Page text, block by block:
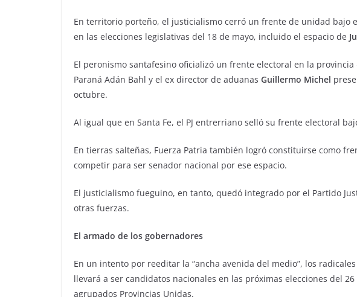
En territorio porteño, el justicialismo cerró un frente de unidad bajo
en las elecciones legislativas del 18 de mayo, incluido el espacio de
El peronismo santafesino oficializó un frente electoral en la
Paraná Adán Bahl y el ex director de aduanas Guillermo Michel
octubre.
Al igual que en Santa Fe, el PJ entrerriano selló su frente electoral
En tierras salteñas, Fuerza Patria también logró constituirse como
competir para ser senador nacional por ese espacio.
El justicialismo fueguino, en tanto, quedó integrado por el Partido
otras fuerzas.
El armado de los gobernadores
En un intento por reeditar la “ancha avenida del medio”, los
llevará a ser candidatos nacionales en las próximas elecciones del
agrupados Provincias Unidas.